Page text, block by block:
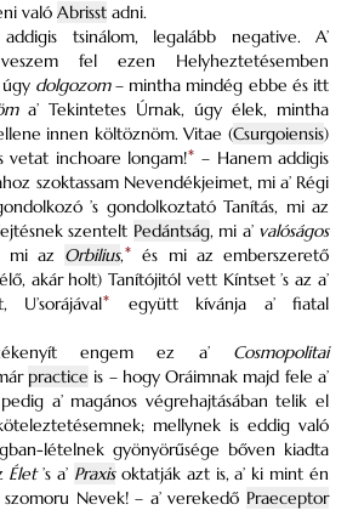
való Abrisst adni.
tsinálom, legalább negative. A’
fel ezen Helyheztetésemben
úgy dolgozom– mintha mindég ebbe és itt
a’ Tekintetes Úrnak, úgy élek, mintha
innen költöznöm. Vitae (Csurgoiensis)
vetat inchoare longam!* – Hanem addigis
szoktassam Nevendékjeimet, mi a’ Régi
’s gondolkoztató Tanítás, mi az
szentelt Pedántság, mi a’ valóságos
mi az Orbilius,*
és mi az emberszerető
akár holt) Tanítójitól vett Kíntset ’s az a’
*
együtt kívánja a’ fiatal
engem ez a’ Cosmopolitai
practice is – hogy Oráimnak majd fele a’
a’ magános végrehajtásában telik el
mellynek is eddig való
lételnek gyönyörűsége bőven kiadta
Élet’s a’ Praxisoktatják azt is, a’ ki mint én
Nevek! – a’ verekedő Praeceptor